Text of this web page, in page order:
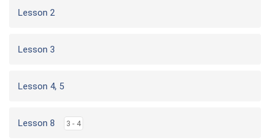
Lesson 2
Lesson 3
Lesson 4, 5
Lesson 8 3 - 4